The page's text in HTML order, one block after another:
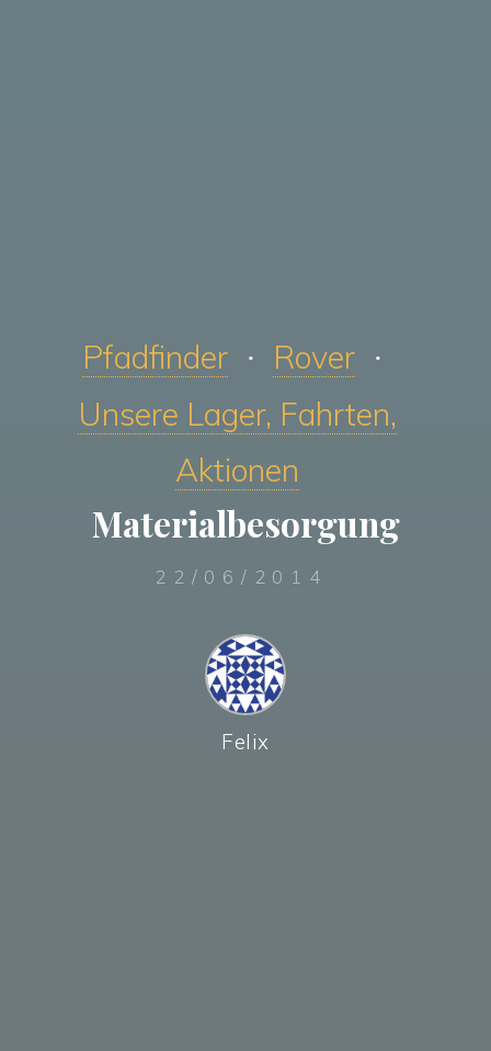
Pfadfinder
Rover
Unsere Lager, Fahrten,
Aktionen
Materialbesorgung
22/06/2014
Felix